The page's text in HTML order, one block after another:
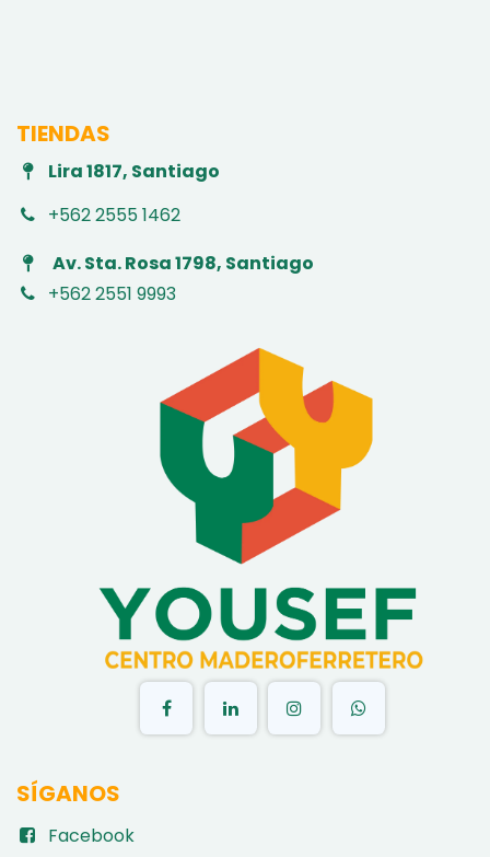
TIENDAS
Lira 1817, Santiago
+562 2555 1462
Av. Sta. Rosa 1798, Santiago
+562 2551 9993
SÍGANOS
Facebook